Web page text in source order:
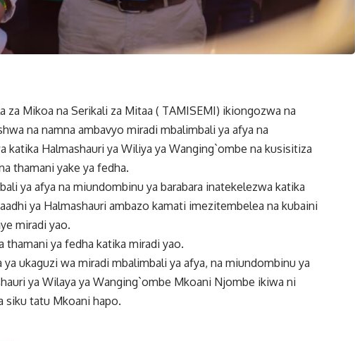
za Mikoa na Serikali za Mitaa ( TAMISEMI) ikiongozwa na
na namna ambavyo miradi mbalimbali ya afya na
katika Halmashauri ya Wiliya ya Wanging`ombe na kusisitiza
thamani yake ya fedha.
ya afya na miundombinu ya barabara inatekelezwa katika
ya Halmashauri ambazo kamati imezitembelea na kubaini
miradi yao.
ya fedha katika miradi yao.
ukaguzi wa miradi mbalimbali ya afya, na miundombinu ya
ya Wilaya ya Wanging`ombe Mkoani Njombe ikiwa ni
siku tatu Mkoani hapo.